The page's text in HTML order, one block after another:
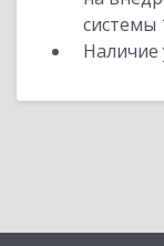
системы
Наличие